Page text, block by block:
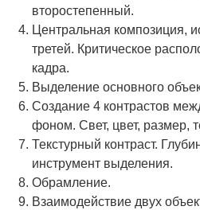
второстепенный.
Центральная композиция,
третей. Критическое
кадра.
Выделение основного
Создание 4 контрастов
фоном. Свет, цвет, размер,
Текстурный контраст.
инструмент выделения.
Обрамление.
Взаимодействие двух